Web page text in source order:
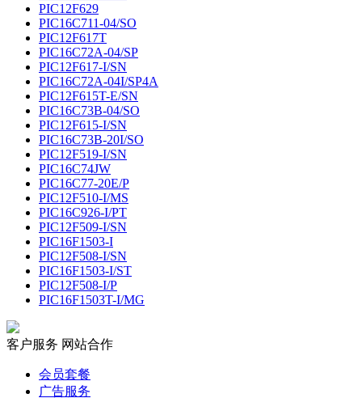
PIC12F629
PIC16C711-04/SO
PIC12F617T
PIC16C72A-04/SP
PIC12F617-I/SN
PIC16C72A-04I/SP4A
PIC12F615T-E/SN
PIC16C73B-04/SO
PIC12F615-I/SN
PIC16C73B-20I/SO
PIC12F519-I/SN
PIC16C74JW
PIC16C77-20E/P
PIC12F510-I/MS
PIC16C926-I/PT
PIC12F509-I/SN
PIC16F1503-I
PIC12F508-I/SN
PIC16F1503-I/ST
PIC12F508-I/P
PIC16F1503T-I/MG
客户服务 网站合作
会员套餐
广告服务